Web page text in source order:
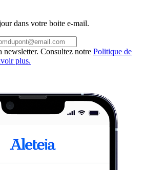
dans votre boite e-mail.
newsletter. Consultez notre Politique de
plus.